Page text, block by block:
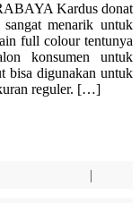
Kardus donat
menarik untuk
full colour tentunya
konsumen untuk
bisa digunakan untuk
reguler. […]